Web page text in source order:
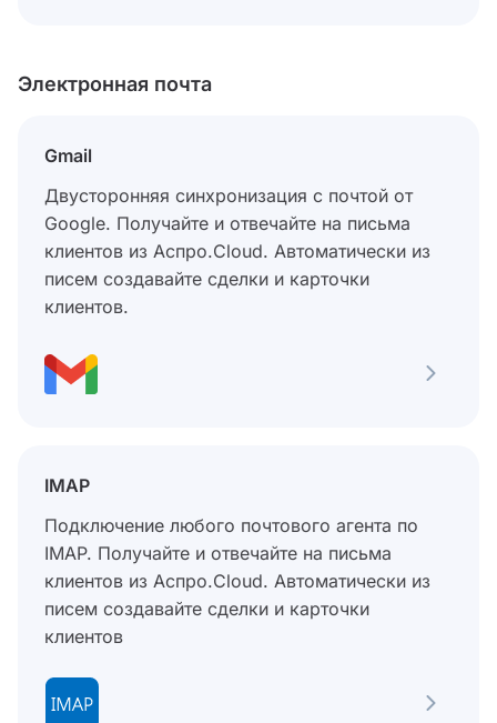
Электронная почта
Gmail
Двусторонняя синхронизация с почтой от
Google. Получайте и отвечайте на письма
клиентов из Аспро.Cloud. Автоматически из
писем создавайте сделки и карточки
клиентов.
IMAP
Подключение любого почтового агента по
IMAP. Получайте и отвечайте на письма
клиентов из Аспро.Cloud. Автоматически из
писем создавайте сделки и карточки
клиентов